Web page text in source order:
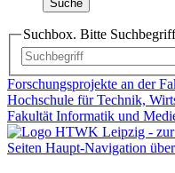
Suche
Suchbox. Bitte
Forschungsprojekte an der
Hochschule für Technik,
Fakultät Informatik und
Seiten Haupt-Navigation